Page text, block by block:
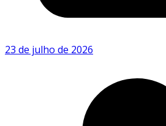
23 de julho de 2026